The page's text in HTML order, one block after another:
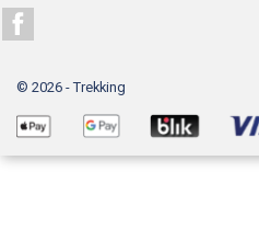
© 2026 - Trekking